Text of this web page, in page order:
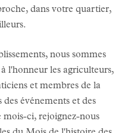
dans votre quartier,
nous sommes
l'honneur les agriculteurs,
et membres de la
événements et des
mois-ci, rejoignez-nous